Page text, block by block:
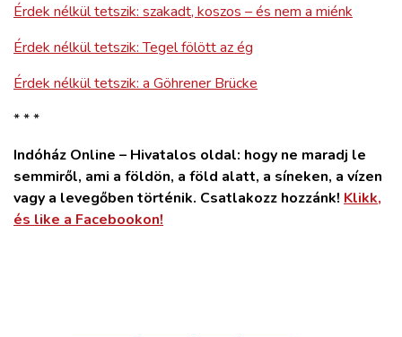
Érdek nélkül tetszik: szakadt, koszos – és nem a miénk
Érdek nélkül tetszik: Tegel fölött az ég
Érdek nélkül tetszik: a Göhrener Brücke
* * *
Indóház Online – Hivatalos oldal: hogy ne maradj le
semmiről, ami a földön, a föld alatt, a síneken, a vízen
vagy a levegőben történik. Csatlakozz hozzánk! Klikk,
és like a Facebookon!